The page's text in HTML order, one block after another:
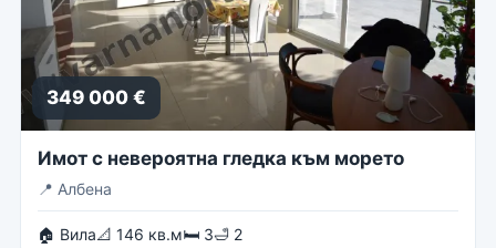
349 000 €
Имот с невероятна гледка към морето
📍 Албена
🏠 Вила📐 146 кв.м🛏 3🛁 2